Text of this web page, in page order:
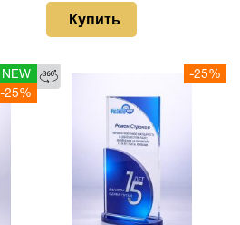
Купить
NEW
-25%
-25%